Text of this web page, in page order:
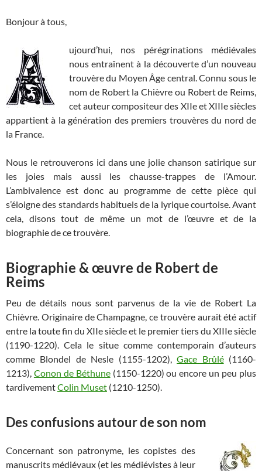
Bonjour à tous,
ujourd’hui, nos pérégrinations médiévales
nous entraînent à la découverte d’un nouveau
trouvère du Moyen Âge central. Connu sous le
nom de Robert la Chièvre ou Robert de Reims,
cet auteur compositeur des XIIe et XIIIe siècles
appartient à la génération des premiers trouvères du nord de
la France.
Nous le retrouverons ici dans une jolie chanson satirique sur
les joies mais aussi les chausse-trappes de l’Amour.
L’ambivalence est donc au programme de cette pièce qui
s’éloigne des standards habituels de la lyrique courtoise. Avant
cela, disons tout de même un mot de l’œuvre et de la
biographie de ce trouvère.
Biographie & œuvre de Robert de
Reims
Peu de détails nous sont parvenus de la vie de Robert La
Chièvre. Originaire de Champagne, ce trouvère aurait été actif
entre la toute fin du XIIe siècle et le premier tiers du XIIIe siècle
(1190-1220). Cela le situe comme contemporain d’auteurs
comme Blondel de Nesle (1155-1202),Gace Brûlé(1160-
1213), Conon de Béthune(1150-1220) ou encore un peu plus
tardivementColin Muset (1210-1250).
Des confusions autour de son nom
Concernant son patronyme, les copistes des
manuscrits médiévaux (et les médiévistes à leur